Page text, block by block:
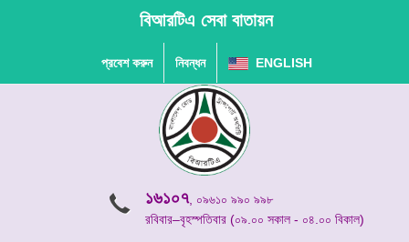
বিআরটিএ সেবা বাতায়ন
প্রবেশ করুন নিবন্ধন ENGLISH
১৬১০৭, ০৯৬১০ ৯৯০ ৯৯৮
রবিবার–বৃহস্পতিবার (০৯.০০ সকাল - ০৪.০০ বিকাল)